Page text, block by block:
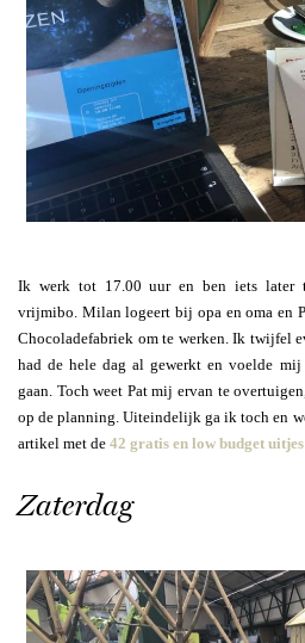
Ik werk tot 17.00 uur en ben iets later
vrijmibo. Milan logeert bij opa en oma en
Chocoladefabriek om te werken. Ik twijfel
had de hele dag al gewerkt en voelde
gaan. Toch weet Pat mij ervan te
op de planning. Uiteindelijk ga ik toch en
artikel met de 42 gratis en low budget
Zaterdag